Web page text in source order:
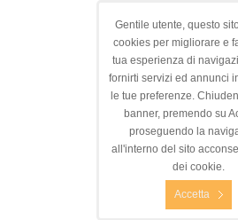
Gentile utente, questo
cookies per migliorare e
tua esperienza di
fornirti servizi ed annunci
le tue preferenze.
banner, premendo su
proseguendo la
all'interno del sito
dei cookie.
Accetta